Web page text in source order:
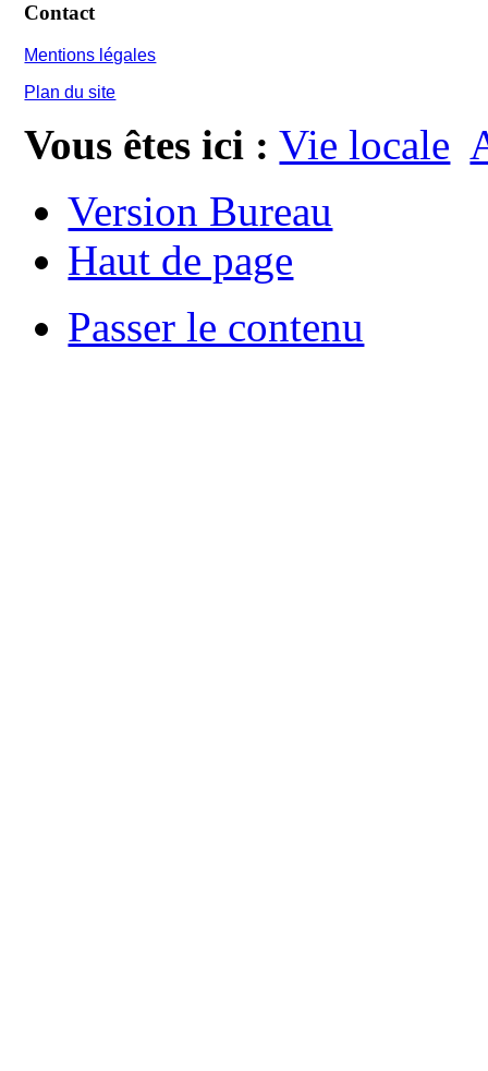
Contact
Mentions légales
Plan du site
Vous êtes ici : Vie locale
Version Bureau
Haut de page
Passer le contenu